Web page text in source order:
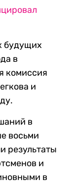
будущих
в
комиссия
и
в
восьми
результаты
и
в